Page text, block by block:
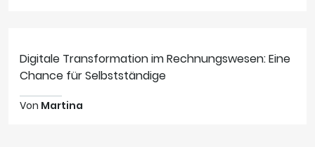
Digitale Transformation im Rechnungswesen: Eine
Chance für Selbstständige
Von Martina